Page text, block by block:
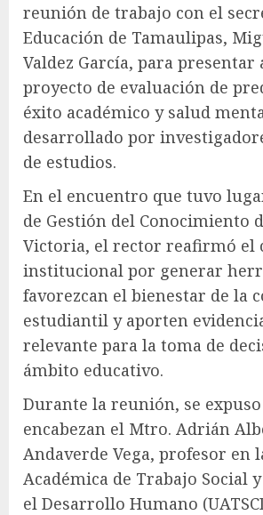
reunión de trabajo con el
Educación de Tamaulipas,
Valdez García, para presentar
proyecto de evaluación de
éxito académico y salud
desarrollado por
de estudios.
En el encuentro que tuvo
de Gestión del Conocimiento
Victoria, el rector reafirmó el
institucional por generar
favorezcan el bienestar de la
estudiantil y aporten
relevante para la toma de
ámbito educativo.
Durante la reunión, se
encabezan el Mtro. Adrián
Andaverde Vega, profesor en
Académica de Trabajo Social
el Desarrollo Humano